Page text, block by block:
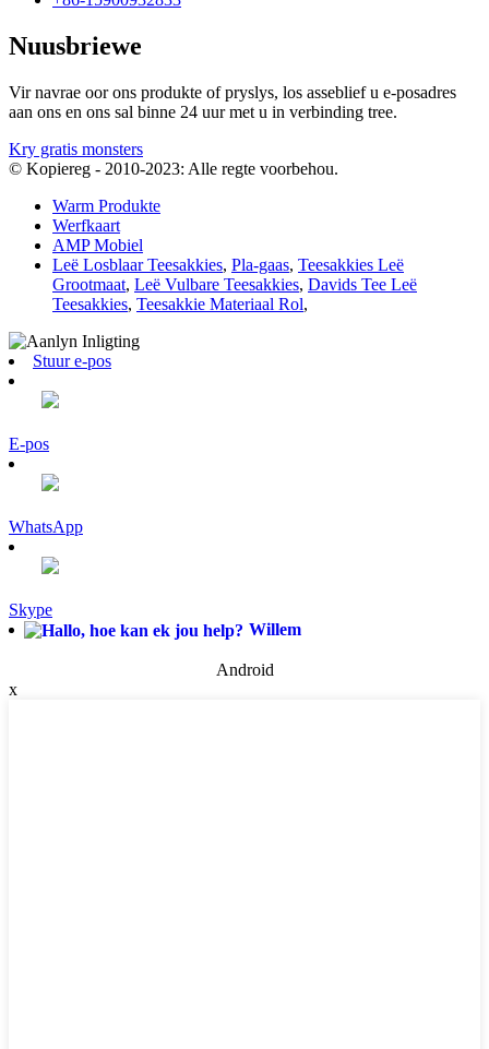
Nuusbriewe
Vir navrae oor ons produkte of pryslys, los asseblief u e-posadres
aan ons en ons sal binne 24 uur met u in verbinding tree.
Kry gratis monsters
© Kopiereg - 2010-2023: Alle regte voorbehou.
Warm Produkte
Werfkaart
AMP Mobiel
Leë Losblaar Teesakkies, Pla-gaas, Teesakkies Leë
Grootmaat, Leë Vulbare Teesakkies, Davids Tee Leë
Teesakkies, Teesakkie Materiaal Rol,
Stuur e-pos
E-pos
WhatsApp
Skype
Willem
Android
x